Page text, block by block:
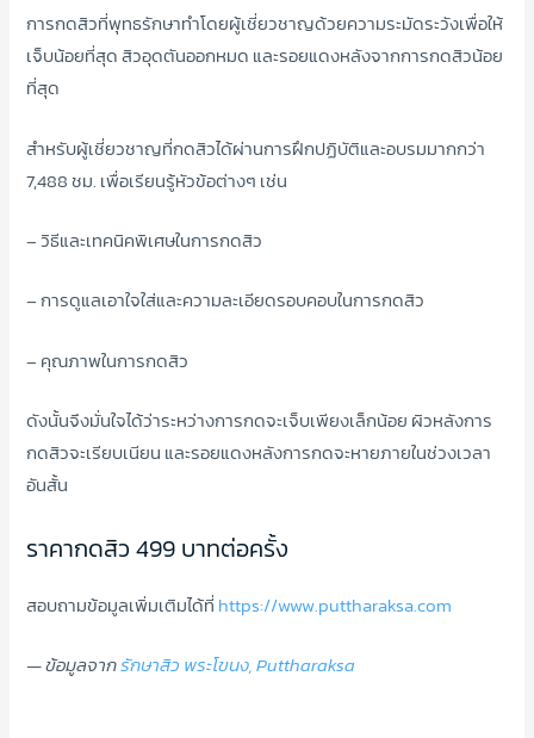
การกดสิวที่พุทธรักษาทำโดยผู้เชี่ยวชาญด้วยความระมัดระวังเพื่อให้
เจ็บน้อยที่สุด สิวอุดตันออกหมด และรอยแดงหลังจากการกดสิวน้อย
ที่สุด
สำหรับผู้เชี่ยวชาญที่กดสิวได้ผ่านการฝึกปฏิบัติและอบรมมากกว่า
7,488 ชม. เพื่อเรียนรู้หัวข้อต่างๆ เช่น
– วิธีและเทคนิคพิเศษในการกดสิว
– การดูแลเอาใจใส่และความละเอียดรอบคอบในการกดสิว
– คุณภาพในการกดสิว
ดังนั้นจึงมั่นใจได้ว่าระหว่างการกดจะเจ็บเพียงเล็กน้อย ผิวหลังการ
กดสิวจะเรียบเนียน และรอยแดงหลังการกดจะหายภายในช่วงเวลา
อันสั้น
ราคากดสิว 499 บาทต่อครั้ง
สอบถามข้อมูลเพิ่มเติมได้ที่ https://www.puttharaksa.com
— ข้อมูลจากรักษาสิว พระโขนง, Puttharaksa